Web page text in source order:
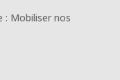
: Mobiliser nos